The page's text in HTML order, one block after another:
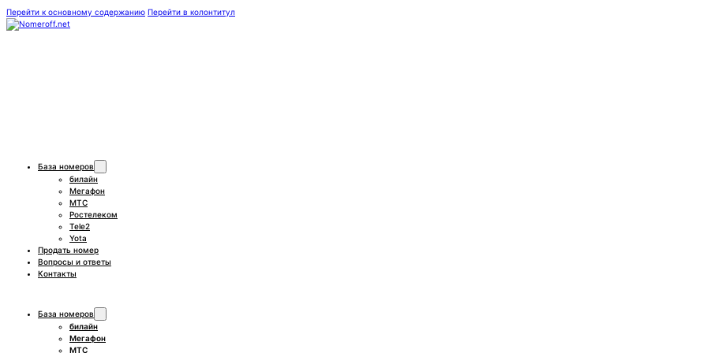
Перейти к основному содержанию Перейти в колонтитул
База номеров
билайн
Мегафон
МТС
Ростелеком
Tele2
Yota
Продать номер
Вопросы и ответы
Контакты
База номеров
билайн
Мегафон
МТС